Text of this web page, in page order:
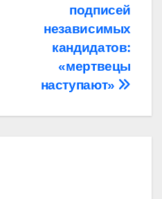
подписей
независимых
кандидатов:
«мертвецы
наступают»